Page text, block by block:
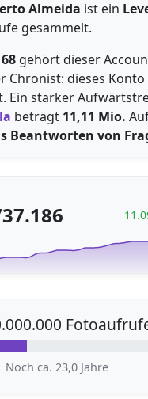
Almeida ist ein
gesammelt.
68 gehört dieser
Chronist: dieses
Ein starker
beträgt 11,11 Mio.
Beantworten von
Noch ca. 23,0 Jahre